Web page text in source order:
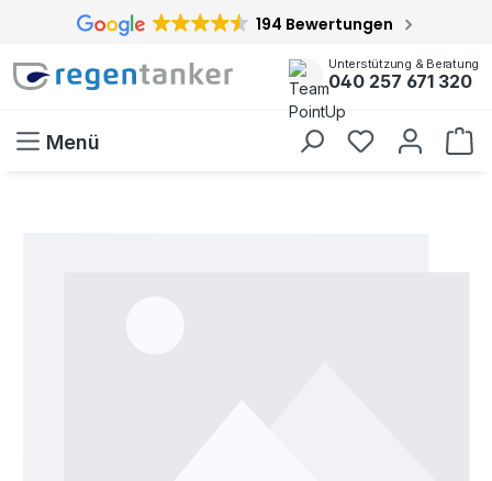
springen 194 Bewertungen
Unterstützung & Beratung
040 257 671 320
Menü